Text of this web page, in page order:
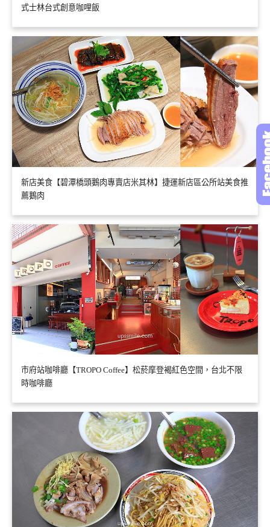
式士林台式創意咖哩飯
新店美食【碧潭橋頭鵝肉專賣店米其林】捷運新店區公所站美食推
薦鵝肉
市府站咖啡廳【TROPO Coffee】松菸摩登褐紅色空間，台北不限
時咖啡廳